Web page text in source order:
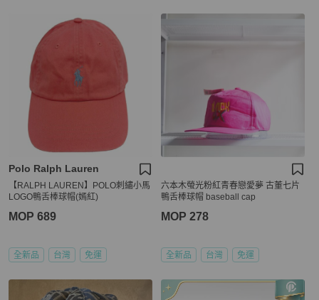
Polo Ralph Lauren
【RALPH LAUREN】POLO刺繡小馬
LOGO鴨舌棒球帽(嫣紅)
MOP 689
全新品 台灣 免運
六本木螢光粉紅青春戀愛夢 古董七片
鴨舌棒球帽 baseball cap
MOP 278
全新品 台灣 免運